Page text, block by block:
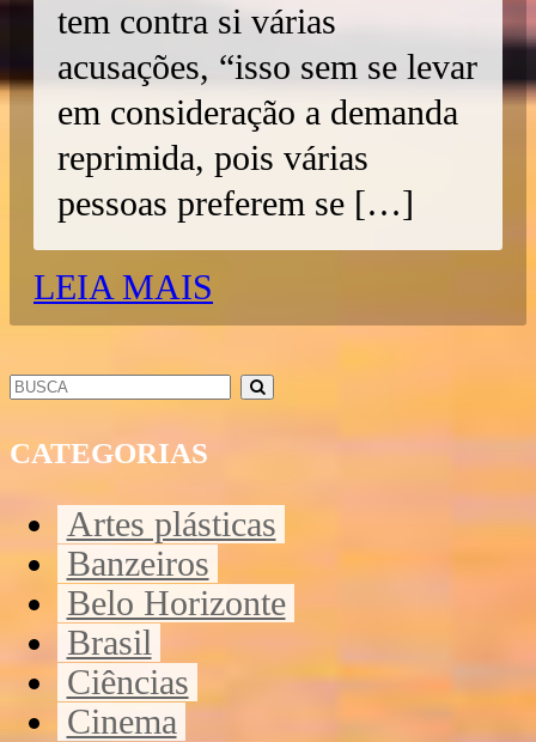
tem contra si várias
acusações, “isso sem se levar
em consideração a demanda
reprimida, pois várias
pessoas preferem se […]
LEIA MAIS
CATEGORIAS
Artes plásticas
Banzeiros
Belo Horizonte
Brasil
Ciências
Cinema